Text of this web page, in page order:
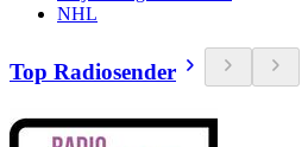
NHL
Top Radiosender